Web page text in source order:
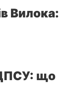
Вилока:
що